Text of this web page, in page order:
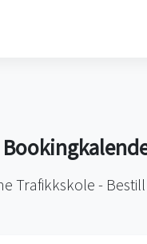
Trafikkskole -